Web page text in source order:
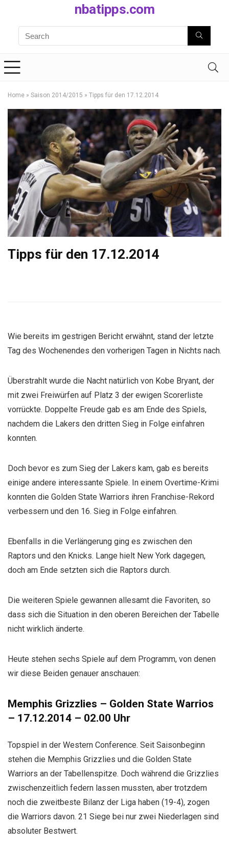
nbatipps.com
Home » Saison 2014/2015 » Tipps für den 17.12.2014
Tipps für den 17.12.2014
Wie bereits im gestrigen Bericht erwähnt, stand der letzte
Tag des Wochenendes den vorherigen Tagen in Nichts nach.
Überstrahlt wurde die Nacht natürlich von Kobe Bryant, der
mit zwei Freiwürfen auf Platz 3 der ewigen Scorerliste
vorrückte. Doppelte Freude gab es am Ende des Spiels,
nachdem die Lakers den dritten Sieg in Folge einfahren
konnten.
Doch bevor es zum Sieg der Lakers kam, gab es bereits
einige andere interessante Spiele. In einem Overtime-Krimi
konnten die Golden State Warriors ihren Franchise-Rekord
verbessern und den 16. Sieg in Folge einfahren.
Ebenfalls in die Verlängerung ging es zwischen den
Raptors und den Knicks. Lange hielt New York dagegen,
doch am Ende setzten sich die Raptors durch.
Die weiteren Spiele gewannen allesamt die Favoriten, so
dass sich die Situation in den oberen Bereichen der Tabelle
nicht wirklich änderte.
Heute stehen sechs Spiele auf dem Programm, von denen
wir diese Beiden genauer anschauen:
Memphis Grizzlies – Golden State Warrios
– 17.12.2014 – 02.00 Uhr
Topspiel in der Western Conference. Seit Saisonbeginn
stehen die Memphis Grizzlies und die Golden State
Warriors an der Tabellenspitze. Doch während die Grizzlies
zwischenzeitlich federn lassen mussten, aber trotzdem
noch die zweitbeste Bilanz der Liga haben (19-4), zogen
die Warriors davon. 21 Siege bei nur zwei Niederlagen sind
absoluter Bestwert.